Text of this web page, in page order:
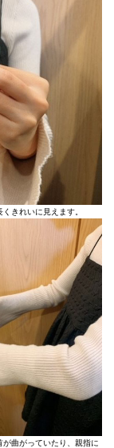
きれいに見えます。
曲がっていたり、親指に